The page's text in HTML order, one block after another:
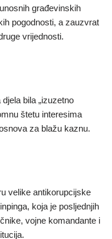
građevinskih
pogodnosti, a zauzvrat
vrijednosti.
bila „izuzetno
štetu interesima
za blažu kaznu.
velike antikorupcijske
koja je posljednjih
vojne komandante i